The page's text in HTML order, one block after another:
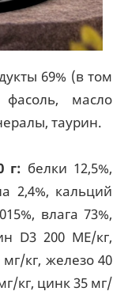
69% (в том
масло
таурин.
г: белки 12,5%,
2,4%, кальций
влага 73%,
D3 200 МЕ/кг,
кг, железо 40
кг, цинк 35 мг/